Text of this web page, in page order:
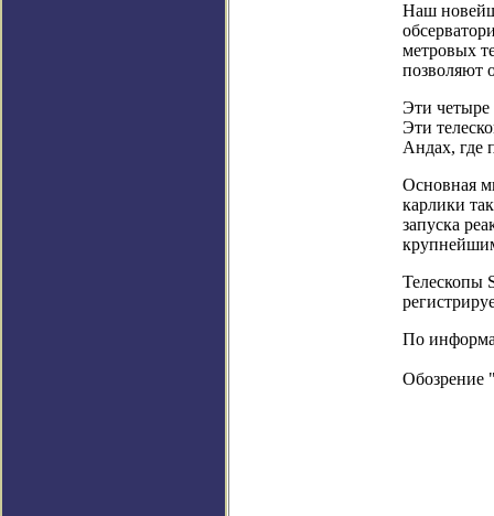
Наш
метровых
позволяют
Эти четыре
Эти
Андах, где
Основная
карлики
запуска
Телескопы
По
Обозрение